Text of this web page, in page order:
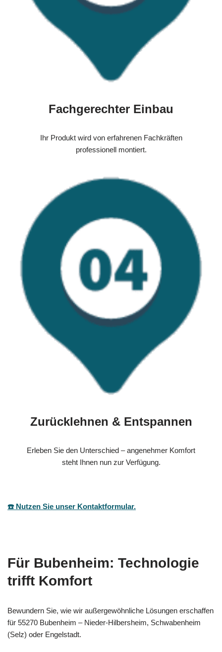
Fachgerechter Einbau
Ihr Produkt wird von erfahrenen Fachkräften
professionell montiert.
Zurücklehnen & Entspannen
Erleben Sie den Unterschied – angenehmer Komfort
steht Ihnen nun zur Verfügung.
☎️ Nutzen Sie unser Kontaktformular.
Für Bubenheim: Technologie
trifft Komfort
Bewundern Sie, wie wir außergewöhnliche Lösungen erschaffen
für 55270 Bubenheim – Nieder-Hilbersheim, Schwabenheim
(Selz) oder Engelstadt.